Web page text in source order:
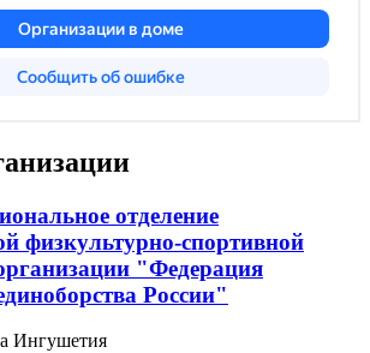
отделение
физкультурно-спортивной
"Федерация
России"
Ингушетия